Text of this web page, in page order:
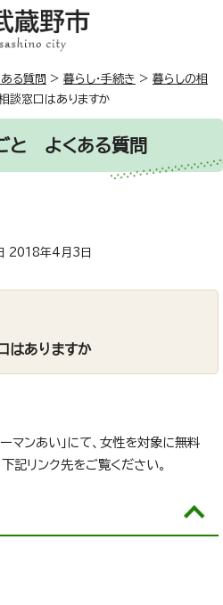
ある質問 > 暮らし・手続き > 暮らしの相
談窓口はありますか
と よくある質問
2018年4月3日
はありますか
マンあい」にて、女性を対象に無料
記リンク先をご覧ください。